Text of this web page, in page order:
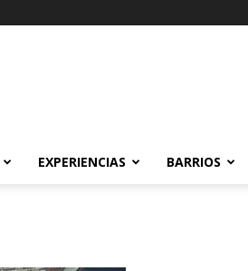
EXPERIENCIAS BARRIOS